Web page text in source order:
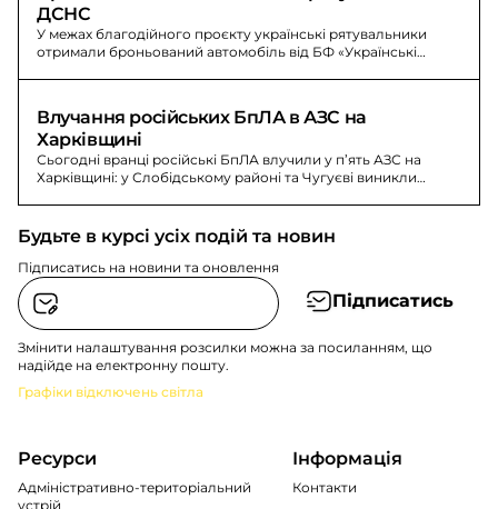
ДСНС
У межах благодійного проєкту українські рятувальники
отримали броньований автомобіль від БФ «Українські
Влучання російських БпЛА в АЗС на
Харківщині
Сьогодні вранці російські БпЛА влучили у п’ять АЗС на
Харківщині: у Слобідському районі та Чугуєві виникли
Будьте в курсі усіх подій та новин
Підписатись на новини та оновлення
Підписатись
Змінити налаштування розсилки можна за посиланням, що
надійде на електронну пошту.
Графіки відключень світла
Ресурси
Адміністративно-територіальний
устрій
Інформація
Контакти